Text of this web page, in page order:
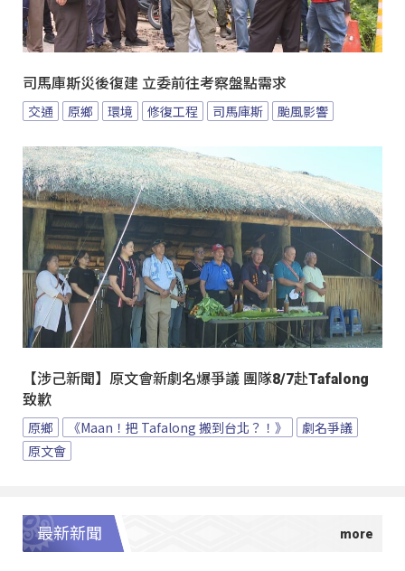
司馬庫斯災後復建 立委前往考察盤點需求
交通 原鄉 環境 修復工程 司馬庫斯 颱風影響
【涉己新聞】原文會新劇名爆爭議 團隊8/7赴Tafalong
致歉
原鄉 《Maan！把 Tafalong 搬到台北？！》
劇名爭議
原文會
最新新聞